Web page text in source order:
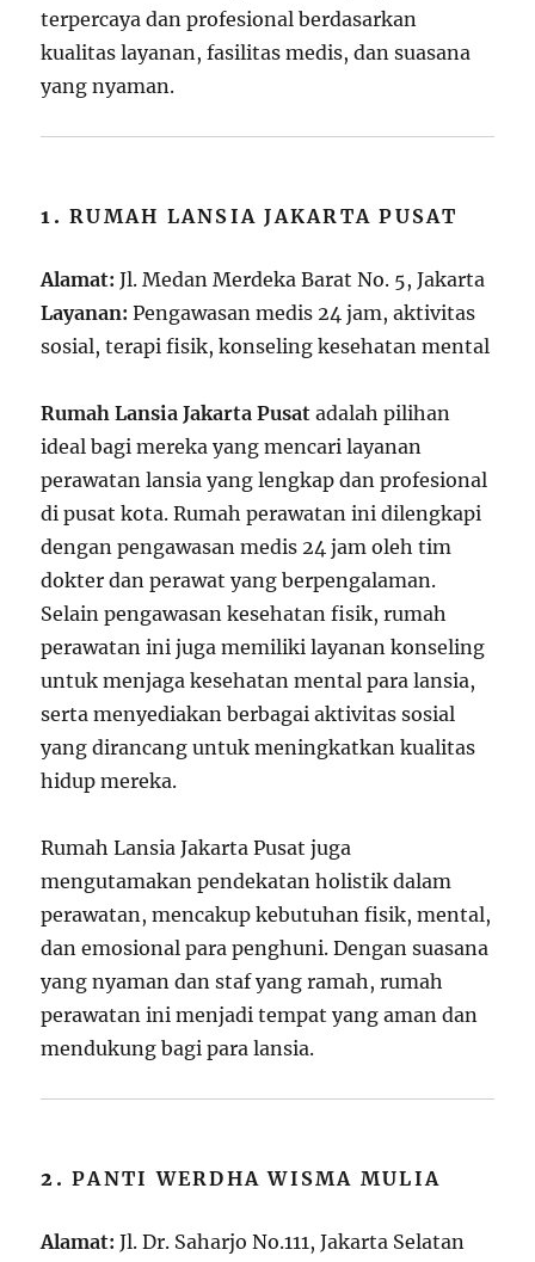
terpercaya dan profesional berdasarkan
kualitas layanan, fasilitas medis, dan suasana
yang nyaman.
1.RUMAH LANSIA JAKARTA PUSAT
Alamat: Jl. Medan Merdeka Barat No. 5, Jakarta
Layanan: Pengawasan medis 24 jam, aktivitas
sosial, terapi fisik, konseling kesehatan mental
Rumah Lansia Jakarta Pusat adalah pilihan
ideal bagi mereka yang mencari layanan
perawatan lansia yang lengkap dan profesional
di pusat kota. Rumah perawatan ini dilengkapi
dengan pengawasan medis 24 jam oleh tim
dokter dan perawat yang berpengalaman.
Selain pengawasan kesehatan fisik, rumah
perawatan ini juga memiliki layanan konseling
untuk menjaga kesehatan mental para lansia,
serta menyediakan berbagai aktivitas sosial
yang dirancang untuk meningkatkan kualitas
hidup mereka.
Rumah Lansia Jakarta Pusat juga
mengutamakan pendekatan holistik dalam
perawatan, mencakup kebutuhan fisik, mental,
dan emosional para penghuni. Dengan suasana
yang nyaman dan staf yang ramah, rumah
perawatan ini menjadi tempat yang aman dan
mendukung bagi para lansia.
2.PANTI WERDHA WISMA MULIA
Alamat: Jl. Dr. Saharjo No.111, Jakarta Selatan